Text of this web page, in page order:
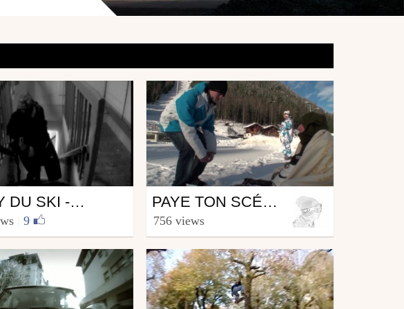
LE PSY DU SKI - PAYE TON SCÉNAR 2010.
9
Ski
from scratcham
PAYE TON SCÉNAR // MAGICAL BOOTS
756 views